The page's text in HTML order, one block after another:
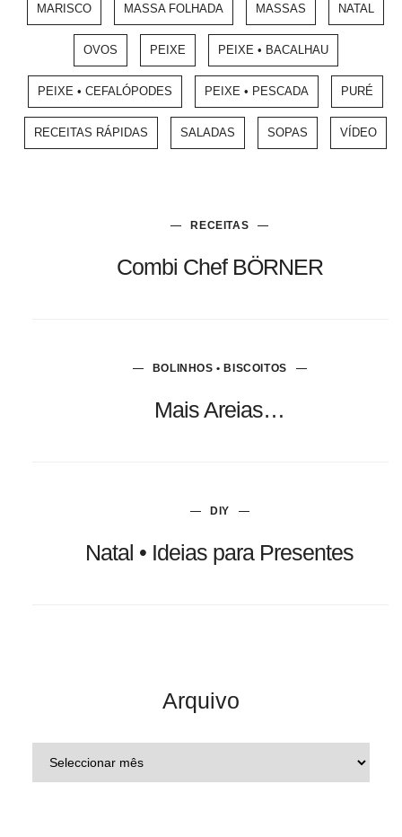
MARISCO MASSA FOLHADA MASSAS NATAL
OVOS PEIXE PEIXE • BACALHAU
PEIXE • CEFALÓPODES PEIXE • PESCADA PURÉ
RECEITAS RÁPIDAS SALADAS SOPAS VÍDEO
RECEITAS
Combi Chef BÖRNER
BOLINHOS • BISCOITOS
Mais Areias…
DIY
Natal • Ideias para Presentes
Arquivo